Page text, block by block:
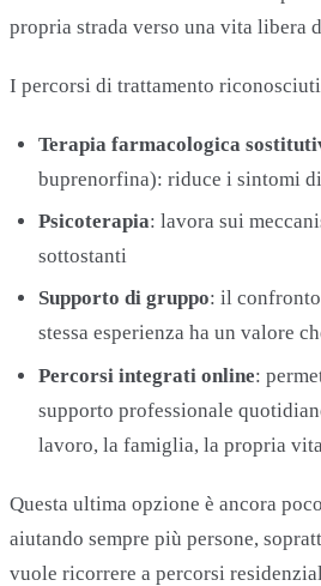
propria strada verso una vita libera
I percorsi di trattamento
Terapia farmacologica
buprenorfina): riduce i sintomi
Psicoterapia: lavora sui
sottostanti
Supporto di gruppo: il
stessa esperienza ha un valore
Percorsi integrati online:
supporto professionale
lavoro, la famiglia, la propria vita
Questa ultima opzione è ancora
aiutando sempre più persone,
vuole ricorrere a percorsi